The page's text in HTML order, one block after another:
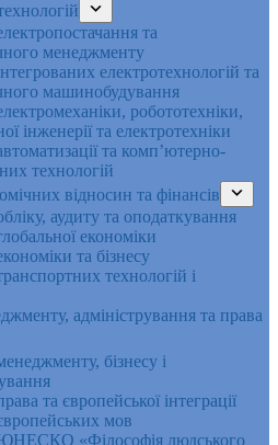
та
менеджменту
електротехнологій та
машинобудування
робототехніки,
інженерії та електротехніки
та комп’ютерно-
технологій
відносин та фінансів
аудиту та оподаткування
економіки
та бізнесу
технологій і
адміністрування та права
бізнесу і
та європейської інтеграції
мов
«Філософія людського